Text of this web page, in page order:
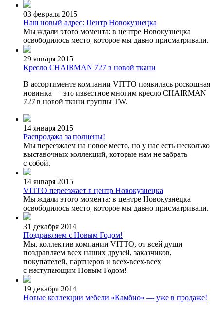
03 февраля 2015
Наш новый адрес: Центр Новокузнецка
Мы ждали этого момента: в центре Новокузнецка
освободилось место, которое мы давно присматривали.
29 января 2015
Кресло CHAIRMAN 727 в новой ткани
В ассортименте компании VITTO появилась роскошная
новинка — это известное многим кресло CHAIRMAN
727 в новой ткани группы TW.
14 января 2015
Распродажа за полцены!
Мы переезжаем на новое место, но у нас есть несколько
выставочных коллекций, которые нам не забрать
с собой.
14 января 2015
VITTO переезжает в центр Новокузнецка
Мы ждали этого момента: в центре Новокузнецка
освободилось место, которое мы давно присматривали.
31 декабря 2014
Поздравляем с Новым Годом!
Мы, коллектив компании VITTO, от всей души
поздравляем всех наших друзей, заказчиков,
покупателей, партнеров и всех-всех-всех
с наступающим Новым Годом!
19 декабря 2014
Новые коллекции мебели «Камбио» — уже в продаже!